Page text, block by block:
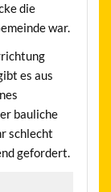
die
war.
es aus
bauliche
schlecht
gefordert.